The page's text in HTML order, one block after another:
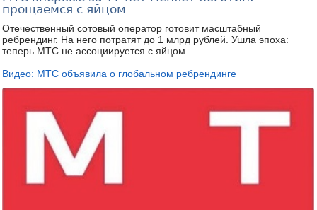
прощаемся с яйцом
Отечественный сотовый оператор готовит масштабный
ребрендинг. На него потратят до 1 млрд рублей. Ушла эпоха:
теперь МТС не ассоциируется с яйцом.
Видео: МТС объявила о глобальном ребрендинге